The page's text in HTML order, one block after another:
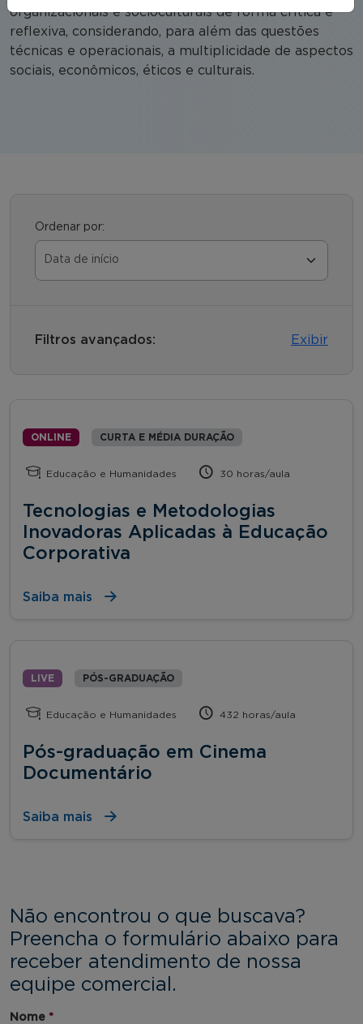
organizacionais e socioculturais de forma crítica e
reflexiva, considerando, para além das questões
técnicas e operacionais, a multiplicidade de aspectos
sociais, econômicos, éticos e culturais.
Ordenar por:
Filtros avançados: Exibir
ONLINE CURTA E MÉDIA DURAÇÃO
Educação e Humanidades 30 horas/aula
Tecnologias e Metodologias
Inovadoras Aplicadas à Educação
Corporativa
Saiba mais
LIVE PÓS-GRADUAÇÃO
Educação e Humanidades 432 horas/aula
Pós-graduação em Cinema
Documentário
Saiba mais
Não encontrou o que buscava?
Preencha o formulário abaixo para
receber atendimento de nossa
equipe comercial.
Nome *